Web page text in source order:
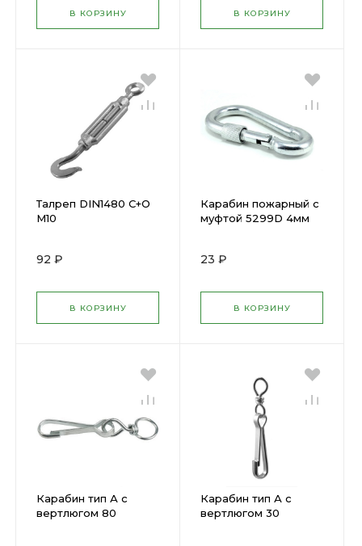
В КОРЗИНУ В КОРЗИНУ
Талреп DIN1480 С+О
М10
92 ₽
В КОРЗИНУ
Карабин пожарный с
муфтой 5299D 4мм
23 ₽
В КОРЗИНУ
Карабин тип А с
вертлюгом 80
Карабин тип А с
вертлюгом 30